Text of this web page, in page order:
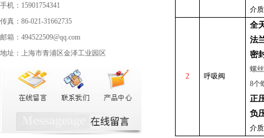
手机：15901754341
传真：86-021-31662735
邮箱：494522509@qq.com
地址：上海市青浦区金泽工业园区
介质
2 呼吸阀
全
法
密
螺
8个
正
负
介质